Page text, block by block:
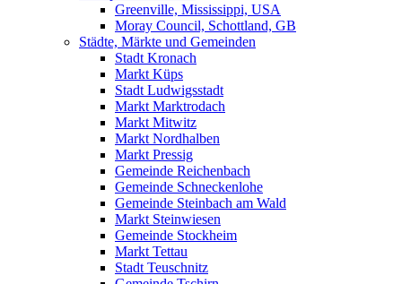
Greenville, Mississippi, USA
Moray Council, Schottland, GB
Städte, Märkte und Gemeinden
Stadt Kronach
Markt Küps
Stadt Ludwigsstadt
Markt Marktrodach
Markt Mitwitz
Markt Nordhalben
Markt Pressig
Gemeinde Reichenbach
Gemeinde Schneckenlohe
Gemeinde Steinbach am Wald
Markt Steinwiesen
Gemeinde Stockheim
Markt Tettau
Stadt Teuschnitz